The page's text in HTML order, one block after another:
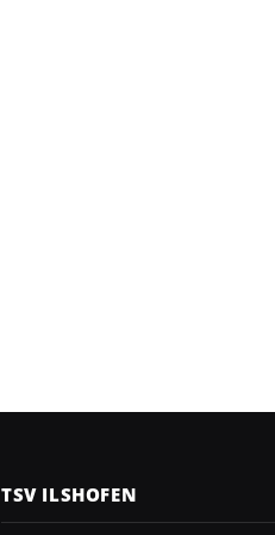
TSV ILSHOFEN